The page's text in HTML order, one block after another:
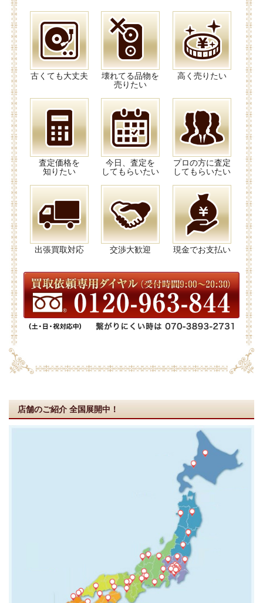
古くても大丈夫
壊れてる品物を
売りたい
高く売りたい
査定価格を
知りたい
今日、査定を
してもらいたい
プロの方に査定
してもらいたい
出張買取対応 交渉大歓迎 現金でお支払い
店舗のご紹介 全国展開中！